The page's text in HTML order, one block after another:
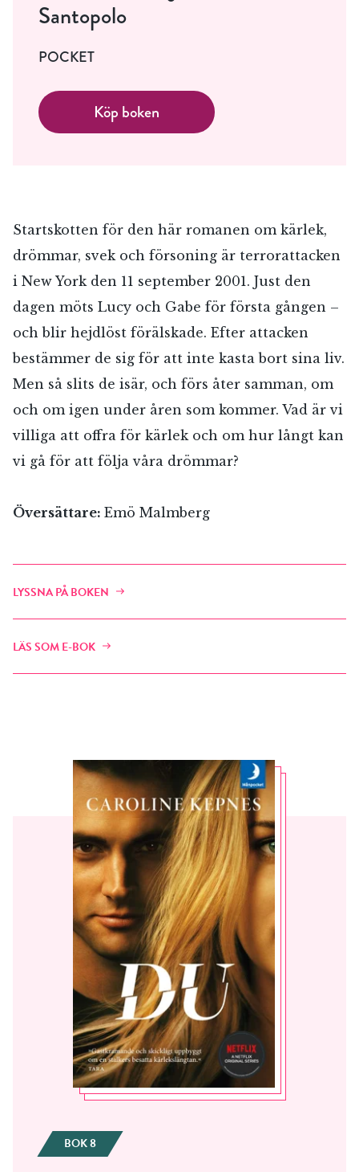
Santopolo
POCKET
Köp boken
Startskotten för den här romanen om kärlek,
drömmar, svek och försoning är terrorattacken
i New York den 11 september 2001. Just den
dagen möts Lucy och Gabe för första gången –
och blir hejdlöst förälskade. Efter attacken
bestämmer de sig för att inte kasta bort sina liv.
Men så slits de isär, och förs åter samman, om
och om igen under åren som kommer. Vad är vi
villiga att offra för kärlek och om hur långt kan
vi gå för att följa våra drömmar?
Översättare: Emö Malmberg
LYSSNA PÅ BOKEN
LÄS SOM E-BOK
BOK 8